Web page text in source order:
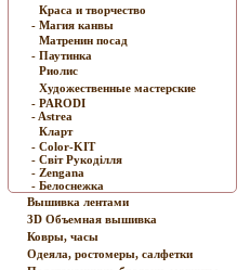
Краса и творчество
- Магия канвы
Матренин посад
- Паутинка
Риолис
Художественные мастерские
- PARODI
- Astrea
Кларт
- Color-KIT
- Cвiт Рукодiлля
- Zengana
- Белоснежка
Вышивка лентами
3D Объемная вышивка
Ковры, часы
Одеяла, ростомеры, салфетки